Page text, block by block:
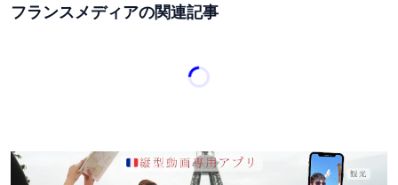
フランスメディアの関連記事